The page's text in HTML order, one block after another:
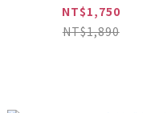
NT$1,750
NT$1,890